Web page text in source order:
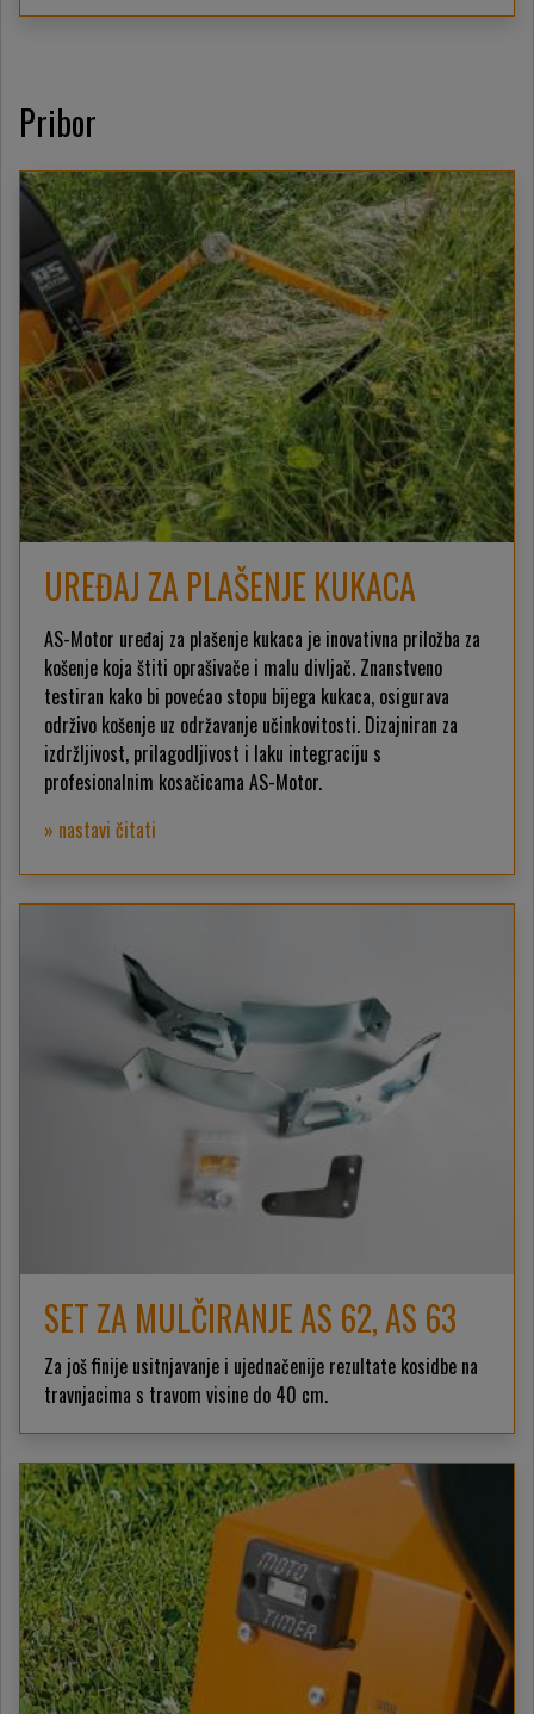
Pribor
UREĐAJ ZA PLAŠENJE KUKACA
AS-Motor uređaj za plašenje kukaca je inovativna priložba za
košenje koja štiti oprašivače i malu divljač. Znanstveno
testiran kako bi povećao stopu bijega kukaca, osigurava
održivo košenje uz održavanje učinkovitosti. Dizajniran za
izdržljivost, prilagodljivost i laku integraciju s
profesionalnim kosačicama AS-Motor.
» nastavi čitati
SET ZA MULČIRANJE AS 62, AS 63
Za još finije usitnjavanje i ujednačenije rezultate kosidbe na
travnjacima s travom visine do 40 cm.